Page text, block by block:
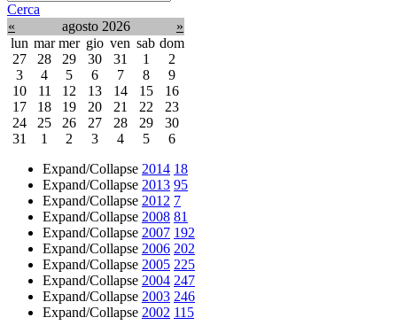
Cerca
«
agosto 2026
»
lun mar mer gio ven sab dom
27
28 29 30 31 1
2
3
4 5 6 7 8
9
10
11 12 13 14 15
16
17
18 19 20 21 22
23
24
25 26 27 28 29
30
31
1 2 3 4 5
6
Expand/Collapse 2014 18
Expand/Collapse 2013 95
Expand/Collapse 2012 7
Expand/Collapse 2008 81
Expand/Collapse 2007 192
Expand/Collapse 2006 202
Expand/Collapse 2005 225
Expand/Collapse 2004 247
Expand/Collapse 2003 246
Expand/Collapse 2002 115